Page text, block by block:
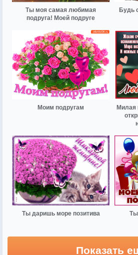
Ты моя самая любимая
подруга! Моей подруге
Будь
Моим подругам
Милая
Ты даришь море позитива Ты
Показать